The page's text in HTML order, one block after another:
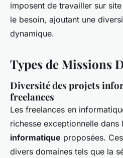
imposent de travailler sur
le besoin, ajoutant une
dynamique.
Types de Missions
Diversité des projets
freelances
Les freelances en
richesse exceptionnelle dans
informatique proposées.
divers domaines tels que la